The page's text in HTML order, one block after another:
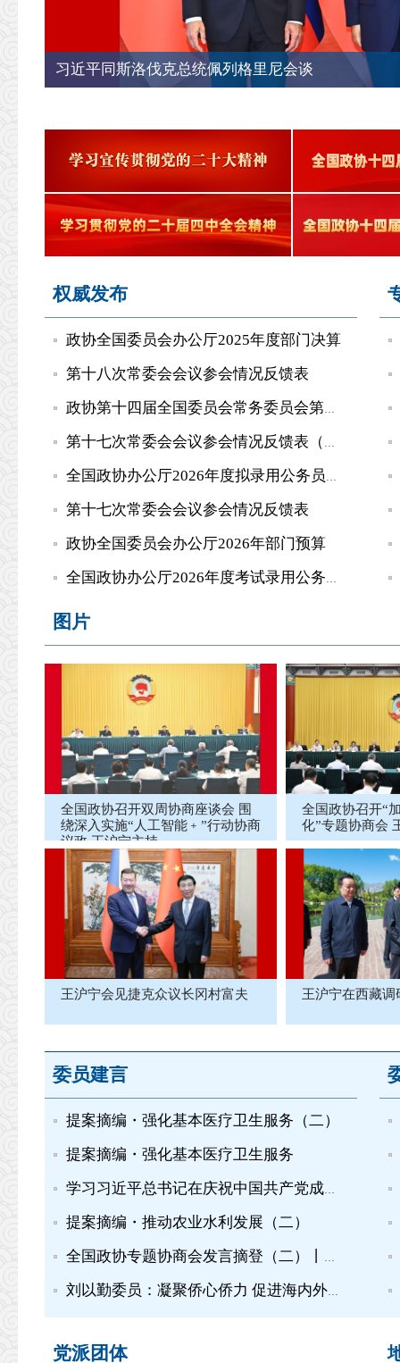
习近平同斯洛伐克总统佩列格里尼会谈
权威发布
政协全国委员会办公厅2025年度部门决算
第十八次常委会会议参会情况反馈表
政协第十四届全国委员会常务委员会第十八次会议专题分组报名...
第十七次常委会会议参会情况反馈表（地方政协、港澳中联办）
全国政协办公厅2026年度拟录用公务员公示公告
第十七次常委会会议参会情况反馈表
政协全国委员会办公厅2026年部门预算
全国政协办公厅2026年度考试录用公务员递补面试公告
图片
全国政协召开双周协商座谈会 围
绕深入实施“人工智能﹢”行动协商
议政 王沪宁主持
全国政协召开“
化”专题协商会
王沪宁会见捷克众议长冈村富夫 王沪宁在西藏调
委员建言
提案摘编・强化基本医疗卫生服务（二）
提案摘编・强化基本医疗卫生服务
学习习近平总书记在庆祝中国共产党成立105周年大会上的重要讲...
提案摘编・推动农业水利发展（二）
全国政协专题协商会发言摘登（二）丨推动建设农业强国
刘以勤委员：凝聚侨心侨力 促进海内外中华儿女团结奋斗
党派团体